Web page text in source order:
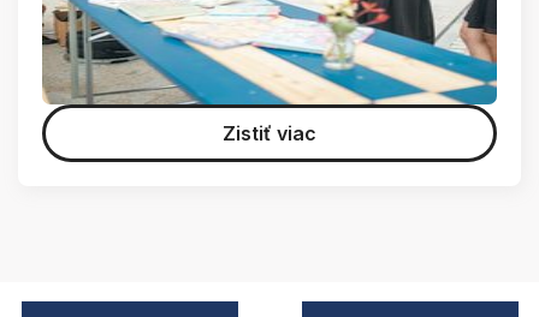
Zistiť viac